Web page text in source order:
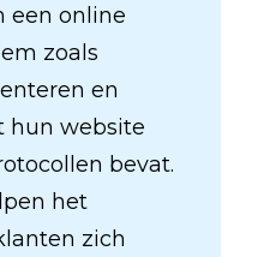
een online
zoals
en
hun website
bevat.
het
zich